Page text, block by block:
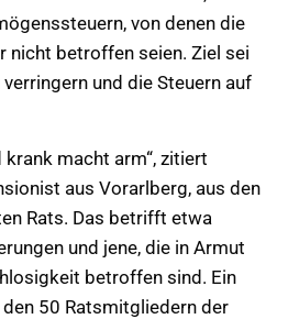
von denen die
nicht betroffen seien. Ziel sei
und die Steuern auf
macht arm“, zitiert
aus Vorarlberg, aus den
Rats. Das betrifft etwa
und jene, die in Armut
betroffen sind. Ein
50 Ratsmitgliedern der